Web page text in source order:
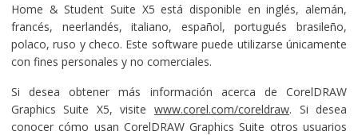
Home & Student Suite X5 está disponible en inglés, alemán,
francés, neerlandés, italiano, español, portugués brasileño,
polaco, ruso y checo. Este software puede utilizarse únicamente
con fines personales y no comerciales.
Si desea obtener más información acerca de CorelDRAW
Graphics Suite X5, visitewww.corel.com/coreldraw. Si desea
conocer cómo usan CorelDRAW Graphics Suite otros usuarios